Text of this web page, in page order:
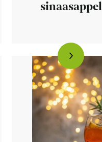
sinaasappel